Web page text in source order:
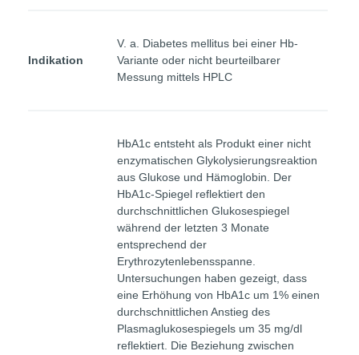
Indikation
V. a. Diabetes mellitus bei einer Hb-
Variante oder nicht beurteilbarer
Messung mittels HPLC
HbA1c entsteht als Produkt einer nicht
enzymatischen Glykolysierungsreaktion
aus Glukose und Hämoglobin. Der
HbA1c-Spiegel reflektiert den
durchschnittlichen Glukosespiegel
während der letzten 3 Monate
entsprechend der
Erythrozytenlebensspanne.
Untersuchungen haben gezeigt, dass
eine Erhöhung von HbA1c um 1% einen
durchschnittlichen Anstieg des
Plasmaglukosespiegels um 35 mg/dl
reflektiert. Die Beziehung zwischen